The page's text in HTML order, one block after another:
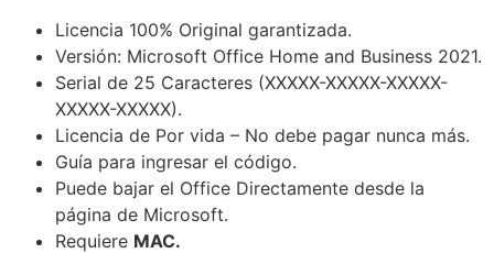
Licencia 100% Original garantizada.
Versión: Microsoft Office Home and Business 2021.
Serial de 25 Caracteres (XXXXX-XXXXX-XXXXX-
XXXXX-XXXXX).
Licencia de Por vida – No debe pagar nunca más.
Guía para ingresar el código.
Puede bajar el Office Directamente desde la
página de Microsoft.
Requiere MAC.